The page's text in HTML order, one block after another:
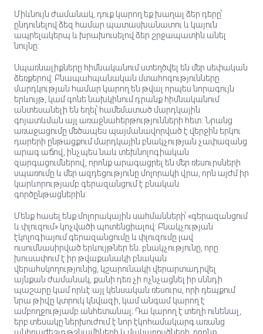
Միևնույն ժամանակ, դուք կարող եք խաղալ ձեր դերը՝
ընդունելով ձեզ համար պատասխանատու և կայուն
ապրելակերպ և խրախուսելով ձեր շրջապատին անել
նույնը:
Սպառնալիքները հիմնականում ստեղծվել են մեր սեփական
ձեռքերով: Բնապահպանական մտահոգությունները
մարդկության համար կարող են թվալ որպես նորագույն
երևույթ, կամ գոնե նախկինում դրանք հիմնականում
անտեսանելի են եղել՝ համեմատած մարդկային
գոյատևման այլ առաջնահերթությունների հետ: Նրանց
առաջացումը մեծապես պայմանավորված է վերջին երկու
դարերի ընթացքում մարդկային բնակչության չափազանց
արագ աճով, ինչպես նաև տեխնոլոգիական
զարգացումներով, որոնք արագացրել են մեր ռեսուրսների
սպառումը և մեր ազդեցությունը մոլորակի վրա, որն այժմ իր
կարևորությամբ գերազանցում է բնական
գործընթացներին:
Մենք հասել ենք մոլորակային սահմանների՝ «գերազանցում
և փլուզում» կոչվածի պոտենցիալով: Բնակչության
էկոլոգիայում գերազանցումը և փլուզումը լավ
ուսումնասիրված երևույթներ են. բնակչությունը, որը
խուսափում է իր թվաքանակի բնական
վերահսկողությունից, կշարունակի վերարտադրվել
այնքան ժամանակ, քանի դեռ չի ոչնչացնել իր սննդի
պաշարը կամ որևէ այլ կենսական ռեսուրս, որի դեպքում
նրա թիվը կտրուկ կնվազի, կամ անգամ կարող է
ամբողջությամբ անհետանալ։ Դա կարող է տեղի ունենալ,
երբ տեսակը ներխուժում է նոր էկոհամակարգ առանց